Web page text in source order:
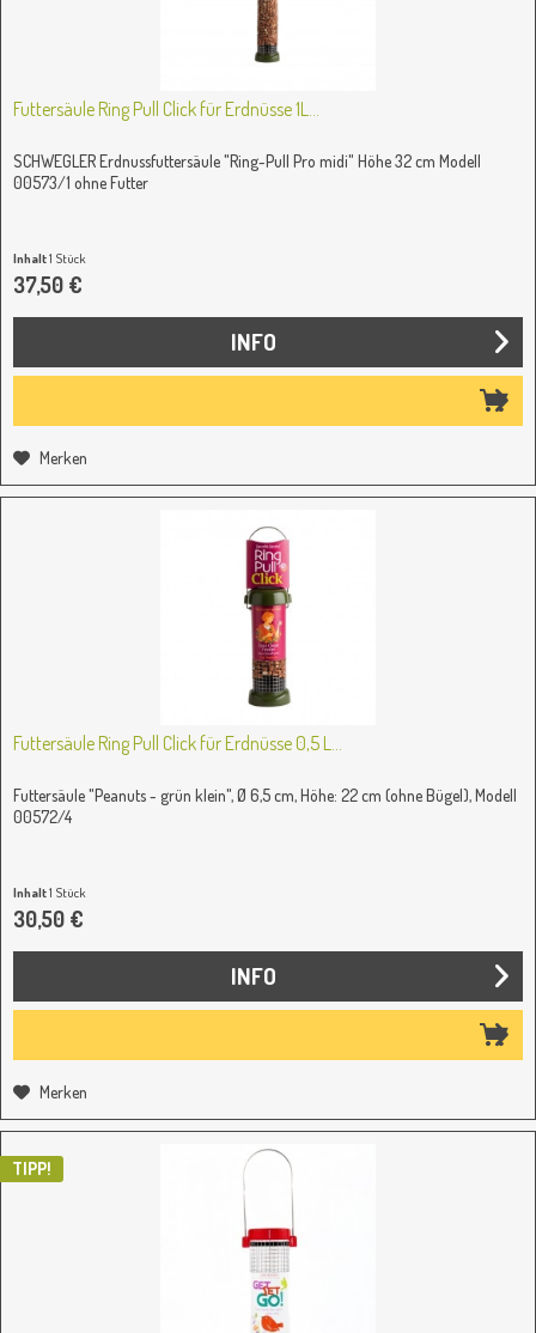
Futtersäule Ring Pull Click für Erdnüsse 1L...
SCHWEGLER Erdnussfuttersäule "Ring-Pull Pro midi" Höhe 32 cm Modell
00573/1 ohne Futter
Inhalt1 Stück
37,50 €
INFO
Merken
Futtersäule Ring Pull Click für Erdnüsse 0,5 L...
Futtersäule "Peanuts - grün klein", Ø 6,5 cm, Höhe: 22 cm (ohne Bügel), Modell
00572/4
Inhalt1 Stück
30,50 €
INFO
Merken
TIPP!